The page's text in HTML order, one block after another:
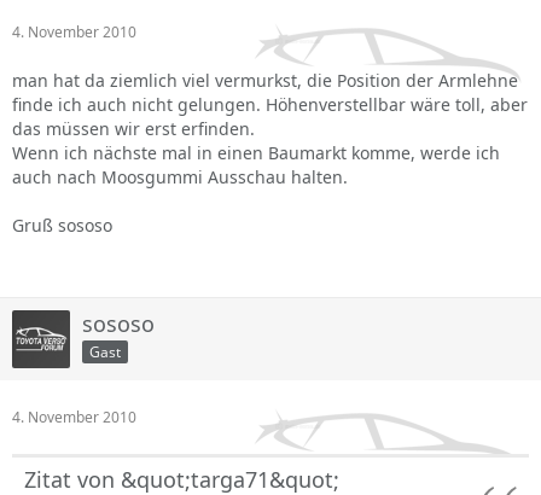
4. November 2010
man hat da ziemlich viel vermurkst, die Position der Armlehne
finde ich auch nicht gelungen. Höhenverstellbar wäre toll, aber
das müssen wir erst erfinden.
Wenn ich nächste mal in einen Baumarkt komme, werde ich
auch nach Moosgummi Ausschau halten.
Gruß sososo
sososo
Gast
4. November 2010
Zitat von &quot;targa71&quot;